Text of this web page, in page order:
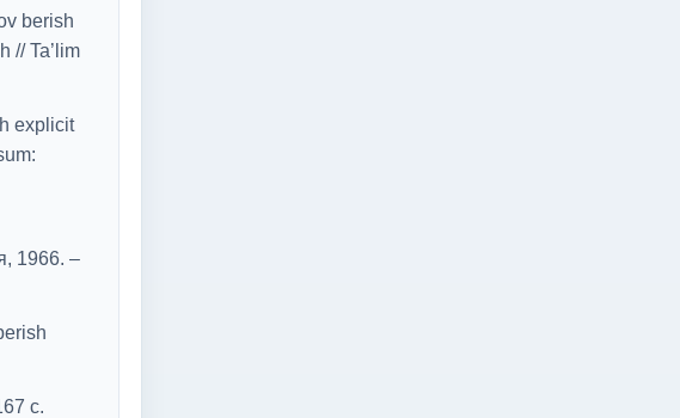
berish
// Ta’lim
explicit
1966. –
с.